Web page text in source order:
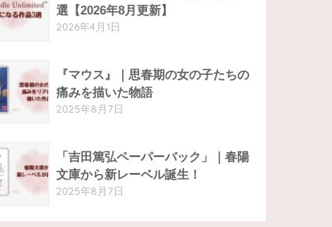
選【2026年8月更新】
2026年4月1日
『マウス』｜思春期の女の子たちの
痛みを描いた物語
2025年8月7日
「吉田篤弘ペーパーバック」｜春陽
文庫から新レーベル誕生！
2025年8月7日